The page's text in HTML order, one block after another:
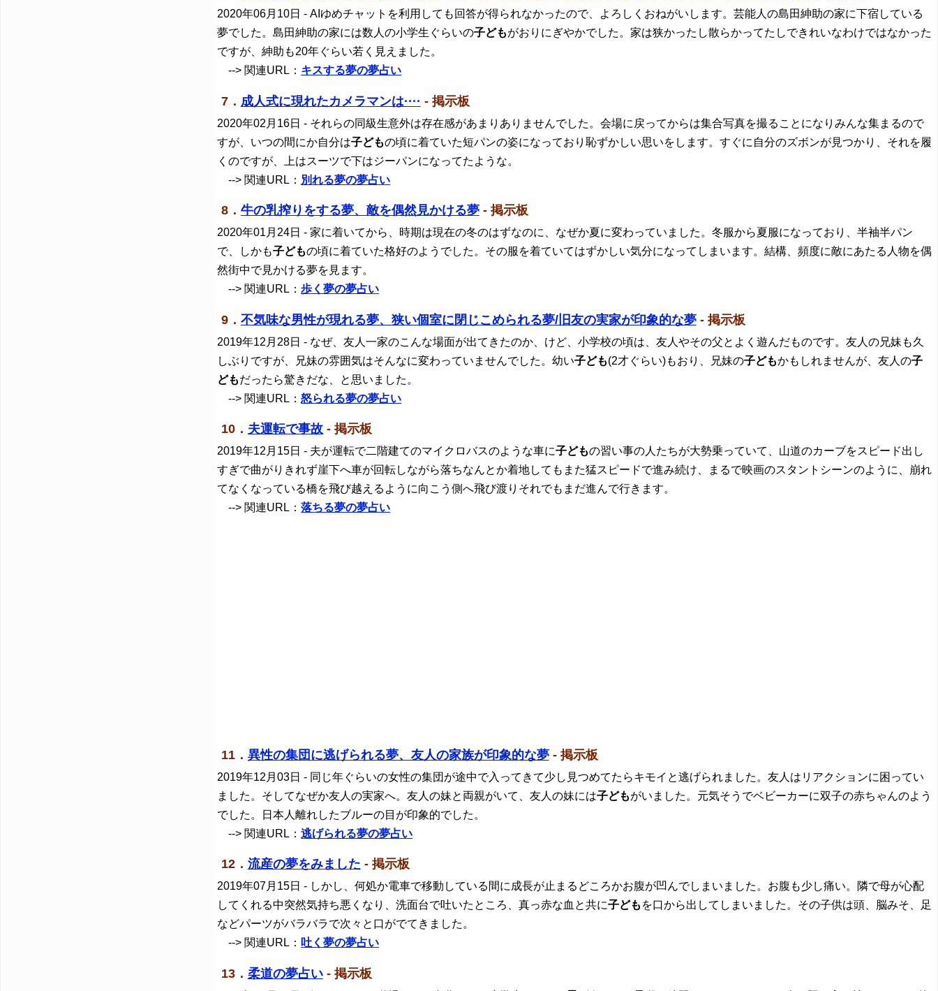
2020年06月10日 - AIゆめチャットを利用しても回答が得られなかったので、よろしくおねがいします。芸能人の島田紳助の家に下宿している
夢でした。島田紳助の家には数人の小学生ぐらいの子どもがおりにぎやかでした。家は狭かったし散らかってたしできれいなわけではなかった
ですが、紳助も20年ぐらい若く見えました。
--> 関連URL： キスする夢の夢占い
7． 成人式に現れたカメラマンは···· - 掲示板
2020年02月16日 - それらの同級生意外は存在感があまりありませんでした。会場に戻ってからは集合写真を撮ることになりみんな集まるので
すが、いつの間にか自分は子どもの頃に着ていた短パンの姿になっており恥ずかしい思いをします。すぐに自分のズボンが見つかり、それを履
くのですが、上はスーツで下はジーパンになってたような。
--> 関連URL： 別れる夢の夢占い
8． 牛の乳搾りをする夢、敵を偶然見かける夢- 掲示板
2020年01月24日 - 家に着いてから、時期は現在の冬のはずなのに、なぜか夏に変わっていました。冬服から夏服になっており、半袖半パン
で、しかも子どもの頃に着ていた格好のようでした。その服を着ていてはずかしい気分になってしまいます。結構、頻度に敵にあたる人物を偶
然街中で見かける夢を見ます。
--> 関連URL：歩く夢の夢占い
9． 不気味な男性が現れる夢、狭い個室に閉じこめられる夢/旧友の実家が印象的な夢- 掲示板
2019年12月28日 - なぜ、友人一家のこんな場面が出てきたのか、けど、小学校の頃は、友人やその父とよく遊んだものです。友人の兄妹も久
しぶりですが、兄妹の雰囲気はそんなに変わっていませんでした。幼い子ども(2才ぐらい)もおり、兄妹の子どもかもしれませんが、友人の子
どもだったら驚きだな、と思いました。
--> 関連URL：怒られる夢の夢占い
10． 夫運転で事故- 掲示板
2019年12月15日 - 夫が運転で二階建てのマイクロバスのような車に子どもの習い事の人たちが大勢乗っていて、山道のカーブをスピード出し
すぎで曲がりきれず崖下へ車が回転しながら落ちなんとか着地してもまた猛スピードで進み続け、まるで映画のスタントシーンのように、崩れ
てなくなっている橋を飛び越えるように向こう側へ飛び渡りそれでもまだ進んで行きます。
--> 関連URL：落ちる夢の夢占い
11． 異性の集団に逃げられる夢、友人の家族が印象的な夢- 掲示板
2019年12月03日 - 同じ年ぐらいの女性の集団が途中で入ってきて少し見つめてたらキモイと逃げられました。友人はリアクションに困ってい
ました。そしてなぜか友人の実家へ。友人の妹と両親がいて、友人の妹には子どもがいました。元気そうでベビーカーに双子の赤ちゃんのよう
でした。日本人離れしたブルーの目が印象的でした。
--> 関連URL：逃げられる夢の夢占い
12． 流産の夢をみました - 掲示板
2019年07月15日 - しかし、何処か電車で移動している間に成長が止まるどころかお腹が凹んでしまいました。お腹も少し痛い。隣で母が心配
してくれる中突然気持ち悪くなり、洗面台で吐いたところ、真っ赤な血と共に子ども を口から出してしまいました。その子供は頭、脳みそ、足
などパーツがバラバラで次々と口がでてきました。
--> 関連URL： 吐く夢の夢占い
13． 柔道の夢占い- 掲示板